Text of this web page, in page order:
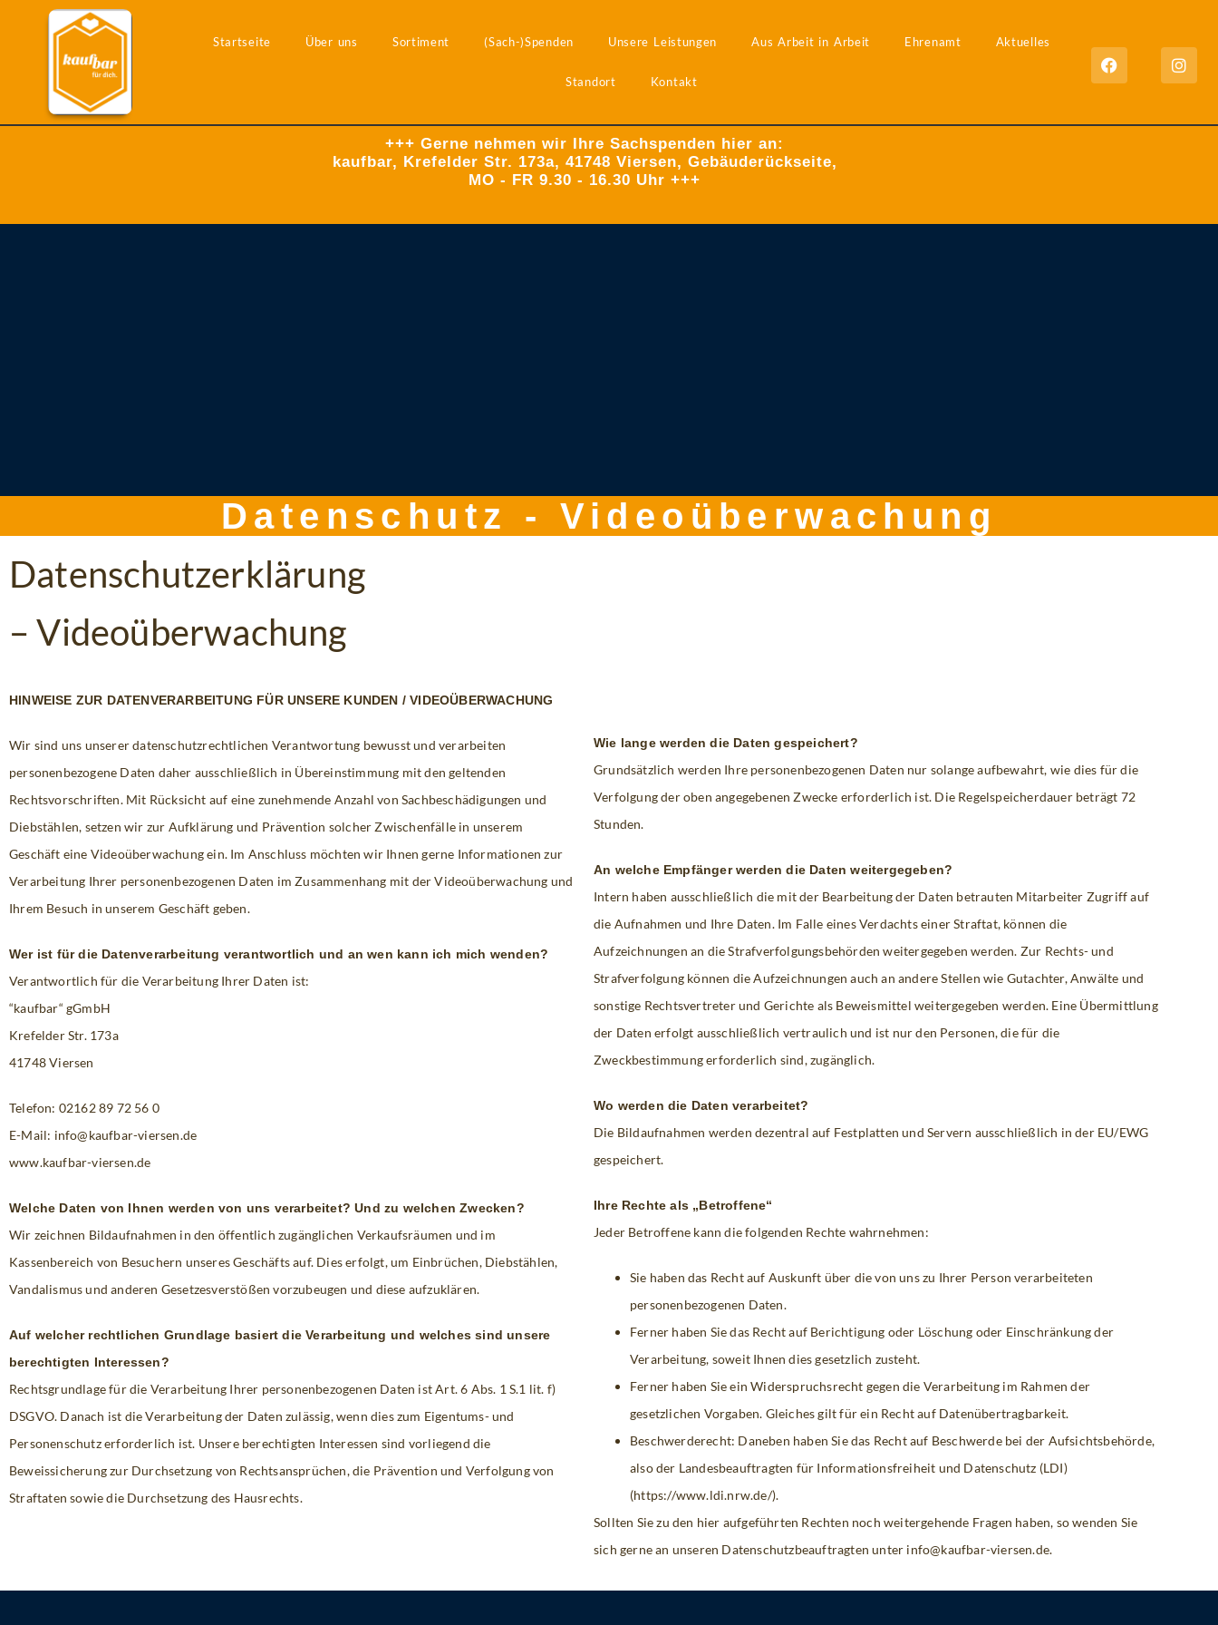
Startseite Über uns Sortiment (Sach-)Spenden Unsere Leistungen Aus Arbeit in Arbeit Ehrenamt Aktuelles
Standort Kontakt
+++ Gerne nehmen wir Ihre Sachspenden hier an:
kaufbar, Krefelder Str. 173a, 41748 Viersen, Gebäuderückseite,
MO - FR 9.30 - 16.30 Uhr +++
Datenschutz - Videoüberwachung
Datenschutz­erklärung
– Videoüberwachung
HINWEISE ZUR DATENVERARBEITUNG FÜR UNSERE KUNDEN / VIDEOÜBERWACHUNG
Wir sind uns unserer datenschutzrechtlichen Verantwortung bewusst und verarbeiten
personenbezogene Daten daher ausschließlich in Übereinstimmung mit den geltenden
Rechtsvorschriften. Mit Rücksicht auf eine zunehmende Anzahl von Sachbeschädigungen und
Diebstählen, setzen wir zur Aufklärung und Prävention solcher Zwischenfälle in unserem
Geschäft eine Videoüberwachung ein. Im Anschluss möchten wir Ihnen gerne Informationen zur
Verarbeitung Ihrer personenbezogenen Daten im Zusammenhang mit der Videoüberwachung und
Ihrem Besuch in unserem Geschäft geben.
Wer ist für die Datenverarbeitung verantwortlich und an wen kann ich mich wenden?
Verantwortlich für die Verarbeitung Ihrer Daten ist:
“kaufbar“ gGmbH
Krefelder Str. 173a
41748 Viersen
Telefon: 02162 89 72 56 0
E-Mail: info@kaufbar-viersen.de
www.kaufbar-viersen.de
Welche Daten von Ihnen werden von uns verarbeitet? Und zu welchen Zwecken?
Wir zeichnen Bildaufnahmen in den öffentlich zugänglichen Verkaufsräumen und im
Kassenbereich von Besuchern unseres Geschäfts auf. Dies erfolgt, um Einbrüchen, Diebstählen,
Vandalismus und anderen Gesetzesverstößen vorzubeugen und diese aufzuklären.
Auf welcher rechtlichen Grundlage basiert die Verarbeitung und welches sind unsere
berechtigten Interessen?
Rechtsgrundlage für die Verarbeitung Ihrer personenbezogenen Daten ist Art. 6 Abs. 1 S.1 lit. f)
DSGVO. Danach ist die Verarbeitung der Daten zulässig, wenn dies zum Eigentums- und
Personenschutz erforderlich ist. Unsere berechtigten Interessen sind vorliegend die
Beweissicherung zur Durchsetzung von Rechtsansprüchen, die Prävention und Verfolgung von
Straftaten sowie die Durchsetzung des Hausrechts.
Wie lange werden die Daten gespeichert?
Grundsätzlich werden Ihre personenbezogenen Daten nur solange aufbewahrt, wie dies für die
Verfolgung der oben angegebenen Zwecke erforderlich ist. Die Regelspeicherdauer beträgt 72
Stunden.
An welche Empfänger werden die Daten weitergegeben?
Intern haben ausschließlich die mit der Bearbeitung der Daten betrauten Mitarbeiter Zugriff auf
die Aufnahmen und Ihre Daten. Im Falle eines Verdachts einer Straftat, können die
Aufzeichnungen an die Strafverfolgungsbehörden weitergegeben werden. Zur Rechts- und
Strafverfolgung können die Aufzeichnungen auch an andere Stellen wie Gutachter, Anwälte und
sonstige Rechtsvertreter und Gerichte als Beweismittel weitergegeben werden. Eine Übermittlung
der Daten erfolgt ausschließlich vertraulich und ist nur den Personen, die für die
Zweckbestimmung erforderlich sind, zugänglich.
Wo werden die Daten verarbeitet?
Die Bildaufnahmen werden dezentral auf Festplatten und Servern ausschließlich in der EU/EWG
gespeichert.
Ihre Rechte als „Betroffene“
Jeder Betroffene kann die folgenden Rechte wahrnehmen:
Sie haben das Recht auf Auskunft über die von uns zu Ihrer Person verarbeiteten
personenbezogenen Daten.
Ferner haben Sie das Recht auf Berichtigung oder Löschung oder Einschränkung der
Verarbeitung, soweit Ihnen dies gesetzlich zusteht.
Ferner haben Sie ein Widerspruchsrecht gegen die Verarbeitung im Rahmen der
gesetzlichen Vorgaben. Gleiches gilt für ein Recht auf Datenübertragbarkeit.
Beschwerderecht: Daneben haben Sie das Recht auf Beschwerde bei der Aufsichtsbehörde,
also der Landesbeauftragten für Informationsfreiheit und Datenschutz (LDI)
(https://www.ldi.nrw.de/).
Sollten Sie zu den hier aufgeführten Rechten noch weitergehende Fragen haben, so wenden Sie
sich gerne an unseren Datenschutzbeauftragten unter info@kaufbar-viersen.de.